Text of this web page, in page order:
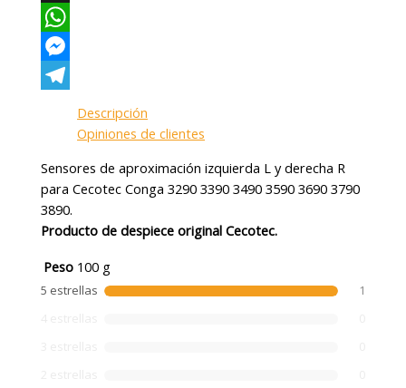
X
WhatsApp
Messenger
Descripción
Opiniones de clientes
Sensores de aproximación izquierda L y derecha R
para Cecotec Conga 3290 3390 3490 3590 3690 3790
3890.
Producto de despiece original Cecotec.
Peso 100 g
5 estrellas
1